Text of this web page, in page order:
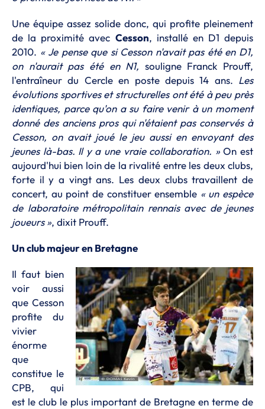
Une équipe assez solide donc, qui profite pleinement
de la proximité avec Cesson, installé en D1 depuis
2010. « Je pense que si Cesson n'avait pas été en D1,
on n'aurait pas été en N1, souligne Franck Prouff,
l'entraîneur du Cercle en poste depuis 14 ans. Les
évolutions sportives et structurelles ont été à peu près
identiques, parce qu'on a su faire venir à un moment
donné des anciens pros qui n'étaient pas conservés à
Cesson, on avait joué le jeu aussi en envoyant des
jeunes là-bas. Il y a une vraie collaboration. »On est
aujourd'hui bien loin de la rivalité entre les deux clubs,
forte il y a vingt ans. Les deux clubs travaillent de
concert, au point de constituer ensemble « un espèce
de laboratoire métropolitain rennais avec de jeunes
joueurs », dixit Prouff.
Un club majeur en Bretagne
Il faut bien
voir aussi
que Cesson
profite du
vivier
énorme
que
constitue le
CPB, qui
est le club le plus important de Bretagne en terme de